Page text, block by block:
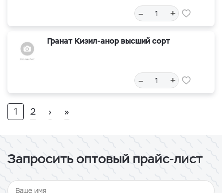
– +
Гранат Кизил-анор высший сорт
– +
1 2 › »
Запросить оптовый прайс-лист